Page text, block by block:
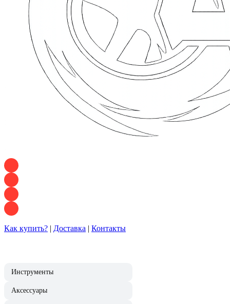
Как купить? | Доставка | Контакты
Инструменты
Аксессуары